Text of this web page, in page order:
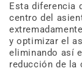
Esta diferencia
centro del
y optimizar el
eliminando así
reducción de la